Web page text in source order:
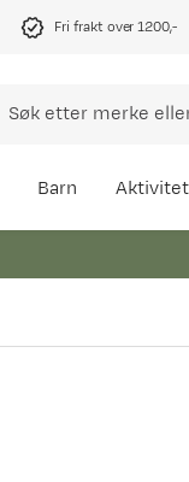
Fri frakt over 1200,-
Barn